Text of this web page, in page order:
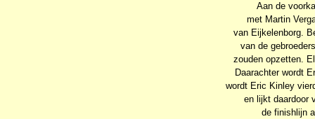
Aan de
met Martin
van Eijkelenborg.
van de
zouden opzetten.
Daarachter wordt
wordt Eric Kinley
en lijkt daardoor
de finishlijn